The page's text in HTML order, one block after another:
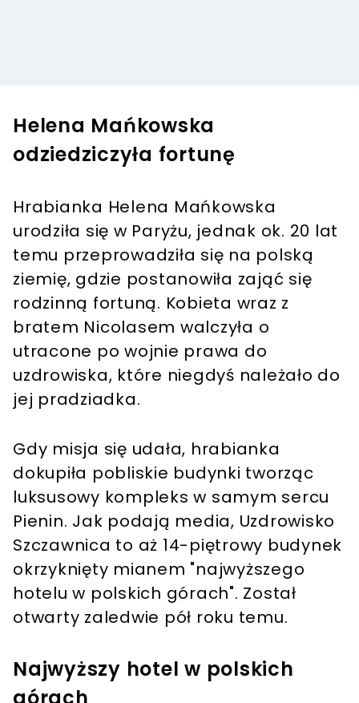
Helena Mańkowska
odziedziczyła fortunę
Hrabianka Helena Mańkowska
urodziła się w Paryżu, jednak ok. 20 lat
temu przeprowadziła się na polską
ziemię, gdzie postanowiła zająć się
rodzinną fortuną. Kobieta wraz z
bratem Nicolasem walczyła o
utracone po wojnie prawa do
uzdrowiska, które niegdyś należało do
jej pradziadka.
Gdy misja się udała, hrabianka
dokupiła pobliskie budynki tworząc
luksusowy kompleks w samym sercu
Pienin. Jak podają media, Uzdrowisko
Szczawnica to aż 14-piętrowy budynek
okrzyknięty mianem "najwyższego
hotelu w polskich górach". Został
otwarty zaledwie pół roku temu.
Najwyższy hotel w polskich